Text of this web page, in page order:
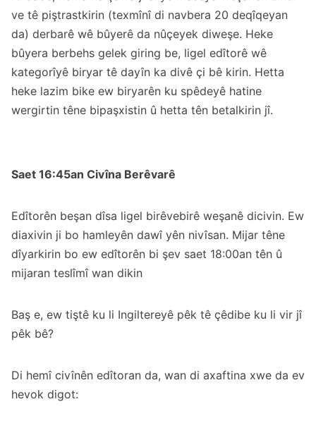
ve tê piştrastkirin (texmînî di navbera 20 deqîqeyan
da) derbarê wê bûyerê da nûçeyek diweşe. Heke
bûyera berbehs gelek giring be, ligel edîtorê wê
kategorîyê biryar tê dayîn ka divê çi bê kirin. Hetta
heke lazim bike ew biryarên ku spêdeyê hatine
wergirtin têne bipaşxistin û hetta tên betalkirin jî.
Saet 16:45an Civîna Berêvarê
Edîtorên beşan dîsa ligel birêvebirê weşanê dicivin. Ew
diaxivin ji bo hamleyên dawî yên nivîsan. Mijar têne
dîyarkirin bo ew edîtorên bi şev saet 18:00an tên û
mijaran teslîmî wan dikin
Baş e, ew tiştê ku li Ingiltereyê pêk tê çêdibe ku li vir jî
pêk bê?
Di hemî civînên edîtoran da, wan di axaftina xwe da ev
hevok digot: